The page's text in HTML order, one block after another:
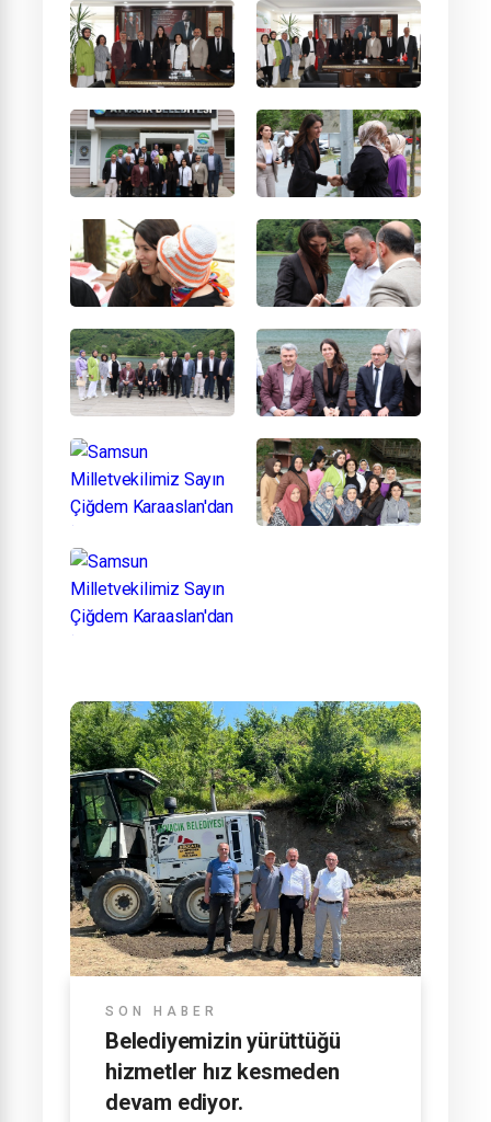
SON HABER
Belediyemizin yürüttüğü
hizmetler hız kesmeden
devam ediyor.